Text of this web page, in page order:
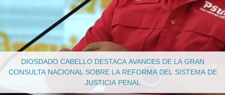
DIOSDADO CABELLO DESTACA AVANCES DE LA GRAN
CONSULTA NACIONAL SOBRE LA REFORMA DEL SISTEMA DE
JUSTICIA PENAL